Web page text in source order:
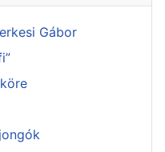
Gábor